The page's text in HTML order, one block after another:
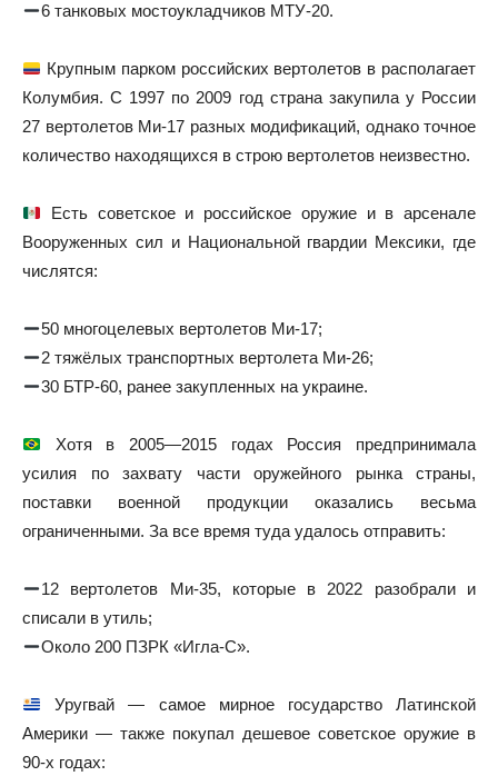
6 танковых мостоукладчиков МТУ-20.
Крупным парком российских вертолетов в располагает
Колумбия. С 1997 по 2009 год страна закупила у России
27 вертолетов Ми-17 разных модификаций, однако точное
количество находящихся в строю вертолетов неизвестно.
Есть советское и российское оружие и в арсенале
Вооруженных сил и Национальной гвардии Мексики, где
числятся:
50 многоцелевых вертолетов Ми-17;
2 тяжёлых транспортных вертолета Ми-26;
30 БТР-60, ранее закупленных на украине.
Хотя в 2005—2015 годах Россия предпринимала
усилия по захвату части оружейного рынка страны,
поставки военной продукции оказались весьма
ограниченными. За все время туда удалось отправить:
12 вертолетов Ми-35, которые в 2022 разобрали и
списали в утиль;
Около 200 ПЗРК «Игла-С».
Уругвай — самое мирное государство Латинской
Америки — также покупал дешевое советское оружие в
90-х годах: